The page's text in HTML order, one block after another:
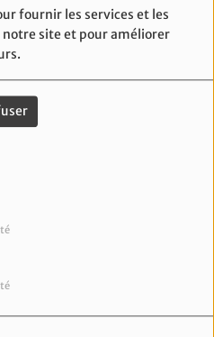
fournir les services et les
site et pour améliorer
- MERCREDI
EHAD - MERCREDI